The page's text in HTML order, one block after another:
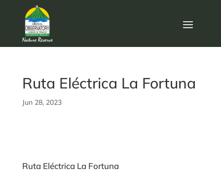
Ruta Eléctrica La Fortuna
Jun 28, 2023
Ruta Eléctrica La Fortuna